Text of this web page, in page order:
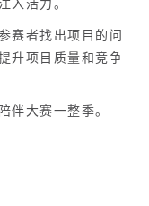
入活力。
赛者找出项目的问
升项目质量和竞争
伴大赛一整季。